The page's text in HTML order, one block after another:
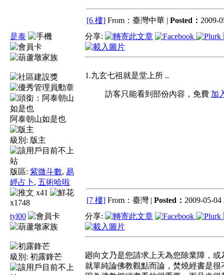
[6 樓] From：臺灣中華 | Posted： 2009-
是泰
阿泰朝山如是也
級別: 版主
版區: 紫微斗數, 易
經占卜, 五術哈啦
x41
x1748
分享:
1.九玄七祖就是堂上所 ..
訪客只能看到部份內容，免費 加
[7 樓] From：臺灣 | Posted： 2009-05-04
tyl00
級別: 初露鋒芒
分享:
廻向文乃是您請求上天為您除業障，
就單純論佛教觀點而論，焚燒經書是很